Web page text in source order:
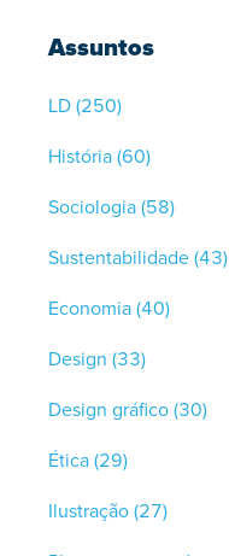
Assuntos
LD(250)
História(60)
Sociologia(58)
Sustentabilidade(43)
Economia(40)
Design (33)
Design gráfico(30)
Ética(29)
Ilustração(27)